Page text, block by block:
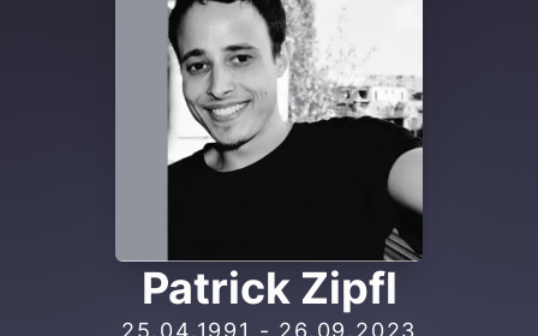
Patrick Zipfl
25.04.1991 - 26.09.2023